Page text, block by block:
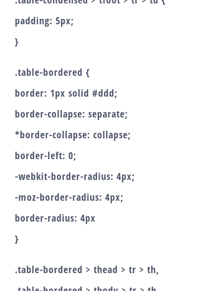
padding: 5px;
}
.table-bordered {
border: 1px solid #ddd;
border-collapse: separate;
*border-collapse: collapse;
border-left: 0;
-webkit-border-radius: 4px;
-moz-border-radius: 4px;
border-radius: 4px
}
.table-bordered > thead > tr > th,